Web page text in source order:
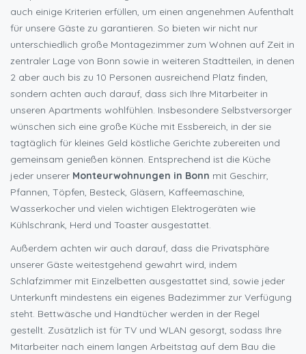
auch einige Kriterien erfüllen, um einen angenehmen Aufenthalt
für unsere Gäste zu garantieren. So bieten wir nicht nur
unterschiedlich große Montagezimmer zum Wohnen auf Zeit in
zentraler Lage von Bonn sowie in weiteren Stadtteilen, in denen
2 aber auch bis zu 10 Personen ausreichend Platz finden,
sondern achten auch darauf, dass sich Ihre Mitarbeiter in
unseren Apartments wohlfühlen. Insbesondere Selbstversorger
wünschen sich eine große Küche mit Essbereich, in der sie
tagtäglich für kleines Geld köstliche Gerichte zubereiten und
gemeinsam genießen können. Entsprechend ist die Küche
jeder unserer Monteurwohnungen in Bonn mit Geschirr,
Pfannen, Töpfen, Besteck, Gläsern, Kaffeemaschine,
Wasserkocher und vielen wichtigen Elektrogeräten wie
Kühlschrank, Herd und Toaster ausgestattet.
Außerdem achten wir auch darauf, dass die Privatsphäre
unserer Gäste weitestgehend gewahrt wird, indem
Schlafzimmer mit Einzelbetten ausgestattet sind, sowie jeder
Unterkunft mindestens ein eigenes Badezimmer zur Verfügung
steht. Bettwäsche und Handtücher werden in der Regel
gestellt. Zusätzlich ist für TV und WLAN gesorgt, sodass Ihre
Mitarbeiter nach einem langen Arbeitstag auf dem Bau die